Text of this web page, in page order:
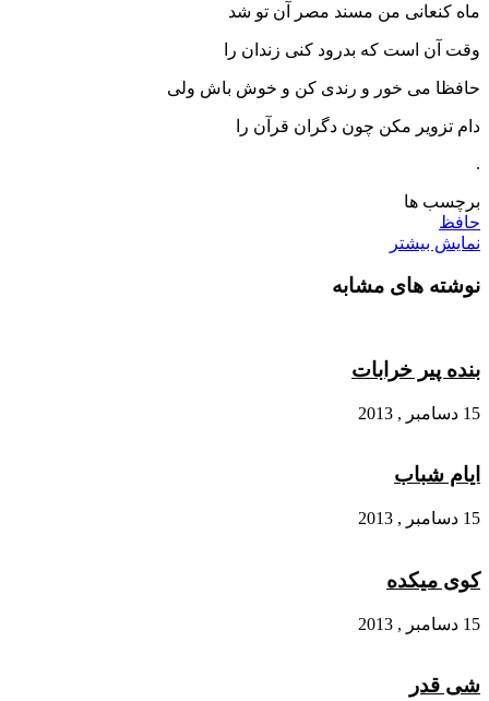
ماه کنعانی من مسند مصر آن تو شد
وقت آن است که بدرود کنی زندان را
حافظا می خور و رندی کن و خوش باش ولی
دام تزویر مکن چون دگران قرآن را
.
برچسب ها
حافظ
نمایش بیشتر
نوشته های مشابه
بنده پیر خرابات
15 دسامبر , 2013
ایام شباب
15 دسامبر , 2013
کوی میکده
15 دسامبر , 2013
شی قدر